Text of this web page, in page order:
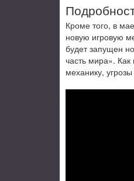
Кроме того, в
новую игровую
будет запущен
часть мира».
механику,